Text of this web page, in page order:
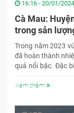
16:16 - 20/01/2024
Cà Mau:
trong sản
Trong năm 2023
đã hoàn thành
quả nổi bậc. Đặc
Xem thêm